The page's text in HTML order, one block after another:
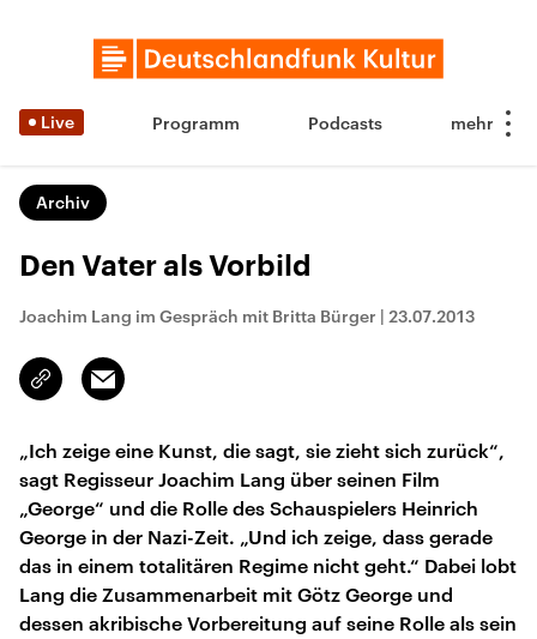
Live Programm Podcasts
Archiv
Den Vater als Vorbild
Joachim Lang im Gespräch mit Britta Bürger | 23.07.2013
Link
kopieren/teilen
Email
„Ich zeige eine Kunst, die sagt, sie zieht sich zurück“,
sagt Regisseur Joachim Lang über seinen Film
„George“ und die Rolle des Schauspielers Heinrich
George in der Nazi-Zeit. „Und ich zeige, dass gerade
das in einem totalitären Regime nicht geht.“ Dabei lobt
Lang die Zusammenarbeit mit Götz George und
dessen akribische Vorbereitung auf seine Rolle als sein